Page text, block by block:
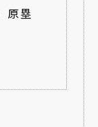
原塁